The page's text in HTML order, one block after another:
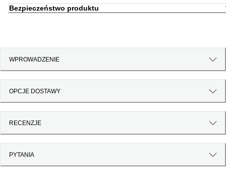
Bezpieczeństwo produktu
WPROWADZENIE
OPCJE DOSTAWY
RECENZJE
PYTANIA